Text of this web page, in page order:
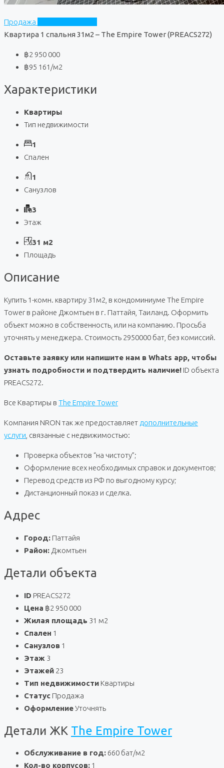
Продажа
Квартира 1 спальня 31м2 – The Empire Tower (PREACS272)
฿2 950 000
฿95 161 /м2
Характеристики
Квартиры
Тип недвижимости
1
Спален
1
Санузлов
3
Этаж
31 м2
Площадь
Описание
Купить 1-комн. квартиру 31м2, в кондоминиуме The Empire
Tower в районе Джомтьен в г. Паттайя, Таиланд. Оформить
объект можно в собственность, или на компанию. Просьба
уточнять у менеджера. Стоимость 2950000 бат, без комиссий.
Оставьте заявку или напишите нам в Whats app, чтобы
узнать подробности и подтвердить наличие! ID объекта
PREACS272.
Все Квартиры в The Empire Tower
Компания NRON так же предоставляет дополнительные
услуги , связанные с недвижимостью:
Проверка объектов “на чистоту”;
Оформление всех необходимых справок и документов;
Перевод средств из РФ по выгодному курсу;
Дистанционный показ и сделка.
Адрес
Город: Паттайя
Район: Джомтьен
Детали объекта
ID PREACS272
Цена ฿2 950 000
Жилая площадь 31 м2
Спален 1
Санузлов 1
Этаж 3
Этажей 23
Тип недвижимости Квартиры
Статус Продажа
ОформлениеУточнять
Детали ЖК The Empire Tower
Обслуживание в год: 660 бат/м2
Кол-во корпусов: 1